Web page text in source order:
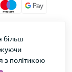
більш
з політикою